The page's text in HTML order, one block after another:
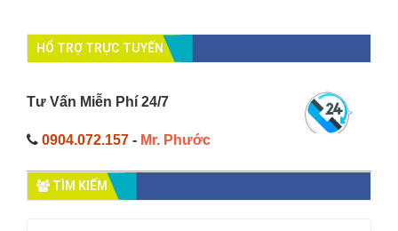
HỔ TRỢ TRỰC TUYẾN
Tư Vấn Miễn Phí 24/7
0904.072.157 - Mr. Phước
TÌM KIẾM